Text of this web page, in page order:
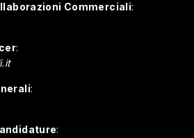
Commerciali:
:
:
: